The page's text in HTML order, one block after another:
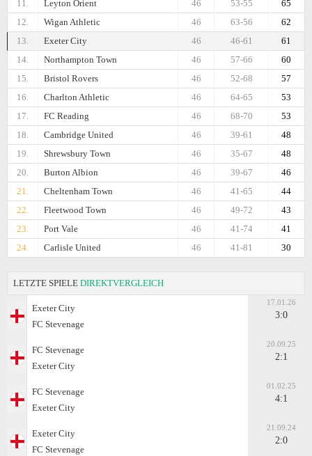
11. Leyton Orient 65
53-55
46
12.
Wigan Athletic 62
63-56
46
13.
Exeter City 61
46-61
46
14.
Northampton Town 60
57-66
46
15.
Bristol Rovers 57
52-68
46
16.
Charlton Athletic 53
64-65
46
17.
FC Reading 53
68-70
46
18.
Cambridge United 48
39-61
46
19.
Shrewsbury Town 48
35-67
46
20.
Burton Albion 46
39-67
46
21.
Cheltenham Town 44
41-65
46
22.
Fleetwood Town 43
49-72
46
23.
Port Vale 41
41-74
46
24.
Carlisle United 30
41-81
46
LETZTE SPIELE DIREKTVERGLEICH
Exeter City
FC Stevenage
17.01.26
3:0
FC Stevenage
Exeter City
20.09.25
2:1
FC Stevenage
Exeter City
01.02.25
4:1
Exeter City
FC Stevenage
21.09.24
2:0